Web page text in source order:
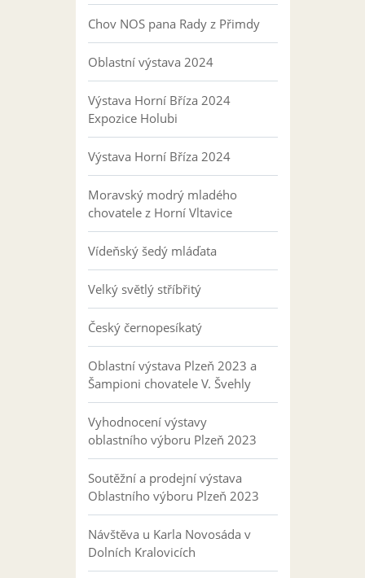
Chov NOS pana Rady z Přimdy
Oblastní výstava 2024
Výstava Horní Bříza 2024
Expozice Holubi
Výstava Horní Bříza 2024
Moravský modrý mladého
chovatele z Horní Vltavice
Vídeňský šedý mláďata
Velký světlý stříbřitý
Český černopesíkatý
Oblastní výstava Plzeň 2023 a
Šampioni chovatele V. Švehly
Vyhodnocení výstavy
oblastního výboru Plzeň 2023
Soutěžní a prodejní výstava
Oblastního výboru Plzeň 2023
Návštěva u Karla Novosáda v
Dolních Kralovicích